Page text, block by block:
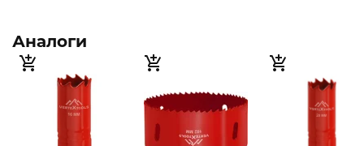
Аналоги